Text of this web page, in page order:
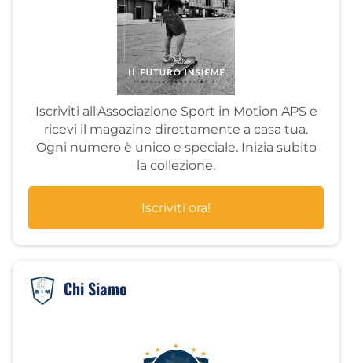
Iscriviti all'Associazione Sport in Motion APS e
ricevi il magazine direttamente a casa tua.
Ogni numero è unico e speciale. Inizia subito
la collezione.
Iscriviti ora!
Chi Siamo